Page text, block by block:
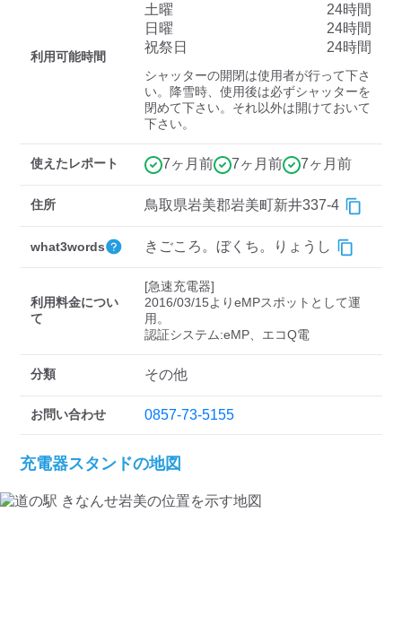
三菱ディーラーを表示
日産ディーラーを表示
トヨタディーラーを表
すべて 中速-20kW-以上 急速-44kW-以上
検索する
利用可能時間
土曜
24時間
日曜
24時間
祝祭日
24時間
シャッターの開閉は使用者が行って下さ
い。降雪時、使用後は必ずシャッターを
閉めて下さい。それ以外は開けておいて
下さい。
使えたレポート 7ヶ月前 7ヶ月前 7ヶ月前
住所 鳥取県岩美郡岩美町新井337-4
what3words きごころ。ぼくち。りょうし
利用料金につい
て
[急速充電器]
2016/03/15よりeMPスポットとして運
用。
分類 その他
お問い合わせ 0857-73-5155
充電器スタンドの地図